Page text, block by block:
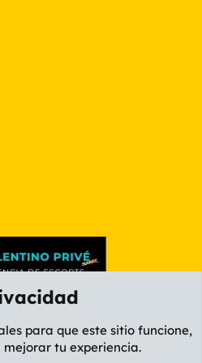
para que este sitio funcione,
tu experiencia.